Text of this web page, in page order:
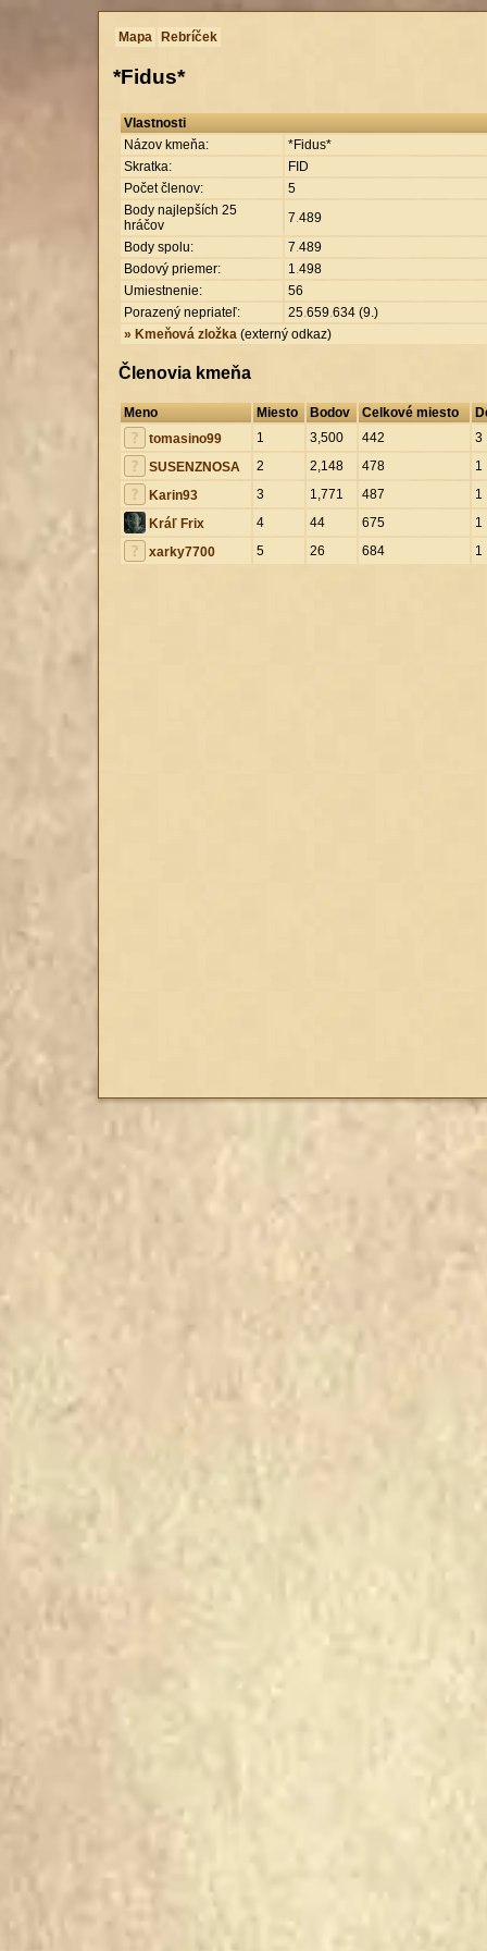
Mapa Rebríček
*Fidus*
Vlastnosti
Názov kmeňa:
*Fidus*
Skratka:
FID
Počet členov:
5
Body najlepších 25
hráčov
7.489
Body spolu:
7.489
Bodový priemer:
1.498
Umiestnenie:
56
Porazený nepriateľ:
25.659.634 (9.)
» Kmeňová zložka (externý odkaz)
Členovia kmeňa
Meno Miesto Bodov Celkové miesto
tomasino99
1 3,500 442
3
SUSENZNOSA
2 2,148 478
1
Karin93
3 1,771 487
1
Kráľ Frix
4 44 675
1
xarky7700
5 26 684 1